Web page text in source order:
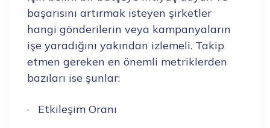
başarısını artırmak isteyen şirketler
hangi gönderilerin veya kampanyaların
işe yaradığını yakından izlemeli. Takip
etmen gereken en önemli metriklerden
bazıları ise şunlar:
· Etkileşim Oranı